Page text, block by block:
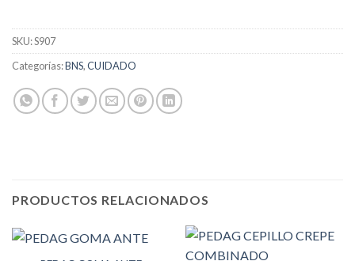
SKU:S907
Categorías:BNS,CUIDADO
PRODUCTOS RELACIONADOS